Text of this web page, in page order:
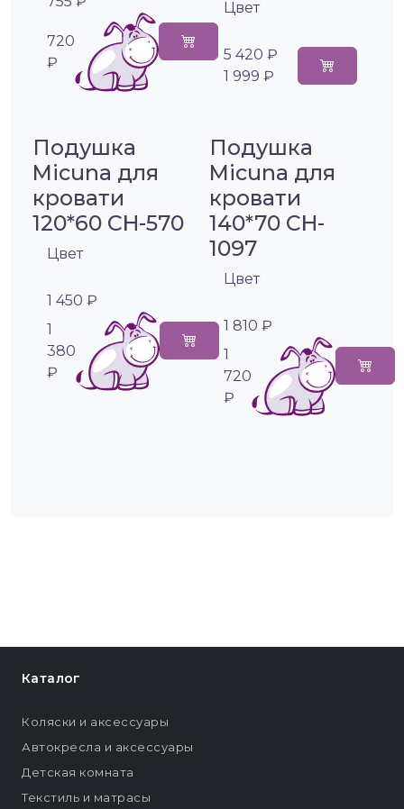
720
₽
Цвет
5 420 ₽
1 999 ₽
Подушка
Micuna для
кровати
120*60 CH-570
Цвет
1 450 ₽
1
380
₽
Подушка
Micuna для
кровати
140*70 CH-
1097
Цвет
1 810 ₽
1
720
₽
Каталог
Коляски и аксессуары
Автокресла и аксессуары
Детская комната
Текстиль и матрасы